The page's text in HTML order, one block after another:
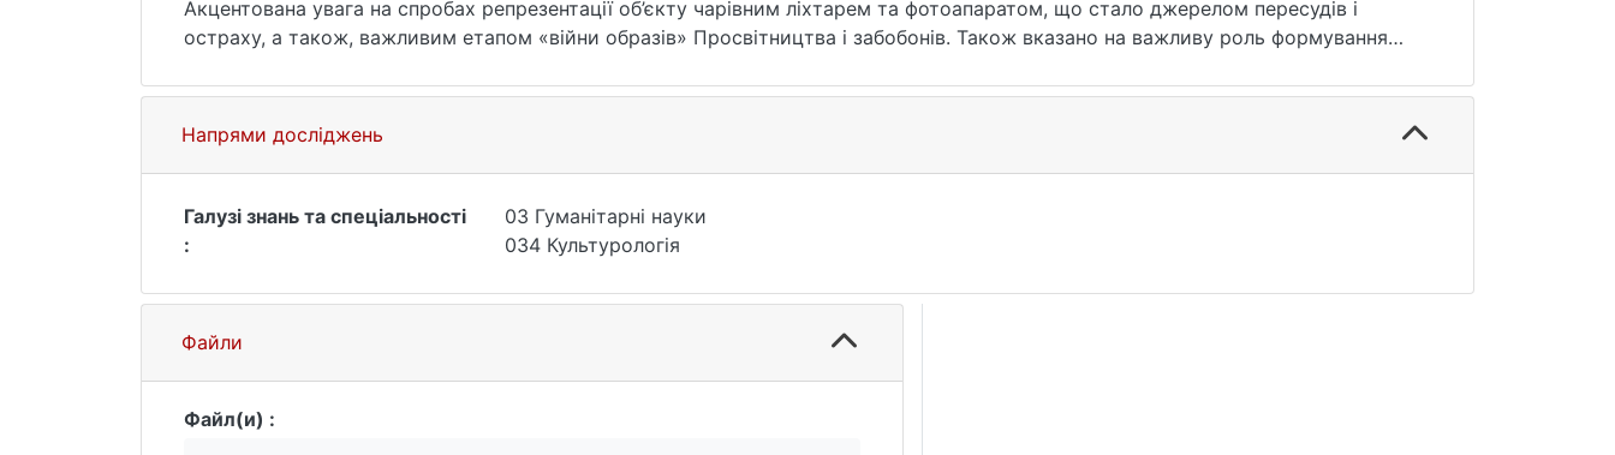
Акцентована увага на спробах репрезентації об’єкту чарівним ліхтарем та фотоапаратом, що стало джерелом пересудів і
остраху, а також, важливим етапом «війни образів» Просвітництва і забобонів. Також вказано на важливу роль формування
горрорі та фолк-горрорі. За рахунок відкритості жанру до режисерських експериментів, часто визначити фолк-горрор можна
через відчуття присутності певного «фолкового настрою», чи то пак «повітряного жаху», використовуючи визначення Сейдж
Волтон.
Напрями досліджень
Галузі знань та спеціальності
:
03 Гуманітарні науки
034 Культурологія
Файли
Файл(и) :